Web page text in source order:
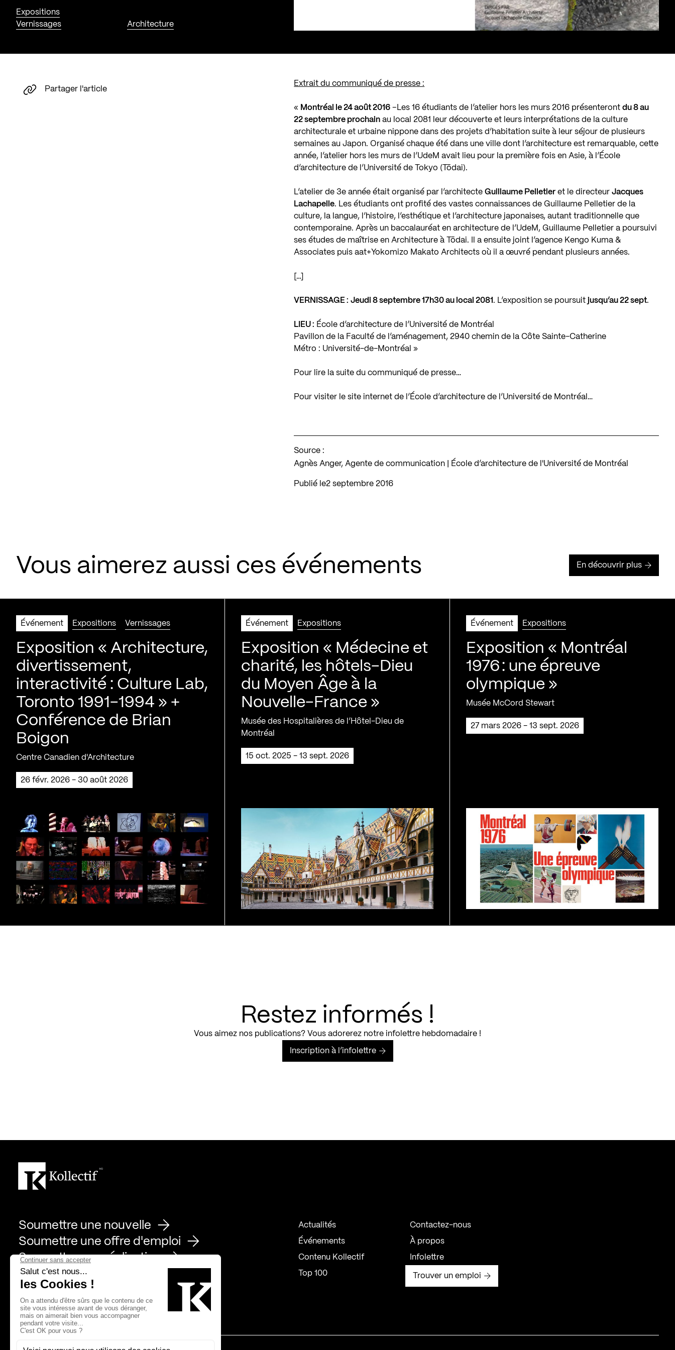
Expositions
Vernissages
Architecture
Extrait du communiqué de presse :
« Montréal le 24 août 2016 –Les 16 étudiants de l’atelier hors les murs 2016 présenterontdu 8 au
22 septembre prochain au local 2081 leur découverte et leurs interprétations de la culture
architecturale et urbaine nippone dans des projets d’habitation suite à leur séjour de plusieurs
semaines au Japon. Organisé chaque été dans une ville dont l’architecture est remarquable, cette
année, l’atelier hors les murs de l’UdeM avait lieu pour la première fois en Asie, à l’École
d’architecture de l’Université de Tokyo (Tōdai).
L’atelier de 3e année était organisé par l’architecteGuillaume Pelletier et le directeurJacques
Lachapelle. Les étudiants ont profité des vastes connaissances de Guillaume Pelletier de la
culture, la langue, l’histoire, l’esthétique et l’architecture japonaises, autant traditionnelle que
contemporaine. Après un baccalauréat en architecture de l’UdeM, Guillaume Pelletier a poursuivi
ses études de maîtrise en Architecture à Tōdai. Il a ensuite joint l’agence Kengo Kuma &
Associates puis aat+Yokomizo Makato Architects où il a œuvré pendant plusieurs années.
[…]
VERNISSAGE : Jeudi 8 septembre 17h30 au local 2081 . L’exposition se poursuitjusqu’au 22 sept.
LIEU : École d’architecture de l’Université de Montréal
Pavillon de la Faculté de l’aménagement, 2940 chemin de la Côte Sainte-Catherine
Métro : Université-de-Montréal »
Pour lire la suite du communiqué de presse…
Pour visiter le site internet de l’École d’architecture de l’Université de Montréal…
Source :
Agnès Anger, Agente de communication | École d’architecture de l'Université de Montréal
Publié le 2 septembre 2016
Partager l'article
Vous aimerez aussi ces événements En découvrir plus
Événement Expositions Vernissages
Exposition « Architecture,
divertissement,
interactivité : Culture Lab,
Toronto 1991-1994 » +
Conférence de Brian
Boigon
Centre Canadien d'Architecture
26 févr. 2026 - 30 août 2026
Événement Expositions
Exposition « Médecine et
charité, les hôtels-Dieu
du Moyen Âge à la
Nouvelle-France »
Musée des Hospitalières de l’Hôtel-Dieu de
Montréal
15 oct. 2025 - 13 sept. 2026
Événement Expositions
Exposition « Montréal
1976 : une épreuve
olympique »
Musée McCord Stewart
27 mars 2026 - 13 sept. 2026
Restez informés !
Vous aimez nos publications? Vous adorerez notre infolettre hebdomadaire !
Inscription à l’infolettre
Soumettre une nouvelle
Soumettre une offre d'emploi
Soumettre une réalisation
Actualités
Événements
Contenu Kollectif
Top 100
Contactez-nous
À propos
Infolettre
Trouver un emploi
Page Facebook de Kollectif
Page Instagram de Kollectif
Page Linkedin de Kollectif